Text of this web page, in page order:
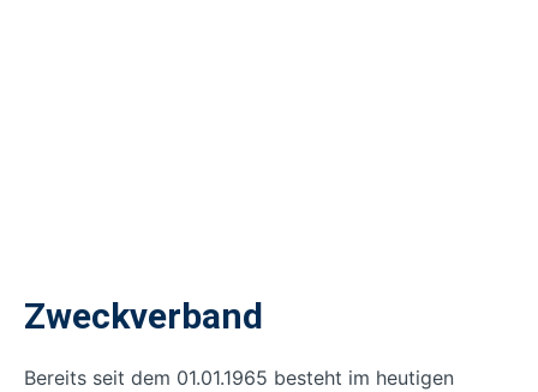
Zweckverband
Bereits seit dem 01.01.1965 besteht im heutigen